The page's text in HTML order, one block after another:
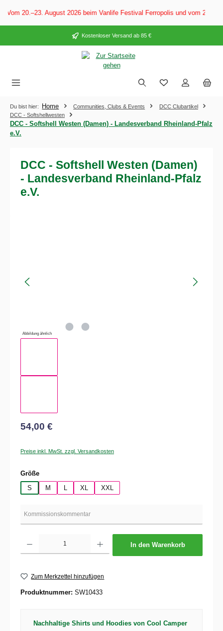
springen
20.–23. August 2026 beim Vanlife Festival Ferropolis und vom 28.
Kostenloser Versand ab 85 €
Du bist hier: Home Communities, Clubs & Events
DCC Clubartikel
DCC - Softshellwesten
DCC - Softshell Westen (Damen) - Landesverband Rheinland-Pfalz
e.V.
DCC - Softshell Westen (Damen)
- Landesverband Rheinland-Pfalz
e.V.
Abbildung ähnlich
54,00 €
Preise inkl. MwSt. zzgl. Versandkosten
Größeauswählen
S
M XL XXL
In den Warenkorb
Zum Merkzettel hinzufügen
Produktnummer: SW10433
Nachhaltige Shirts und Hoodies von Cool Camper